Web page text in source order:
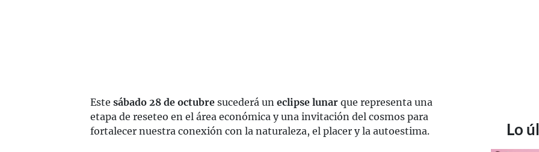
Este sábado 28 de octubre sucederá un eclipse lunar que representa una
etapa de reseteo en el área económica y una invitación del cosmos para
fortalecer nuestra conexión con la naturaleza, el placer y la autoestima.
Lo